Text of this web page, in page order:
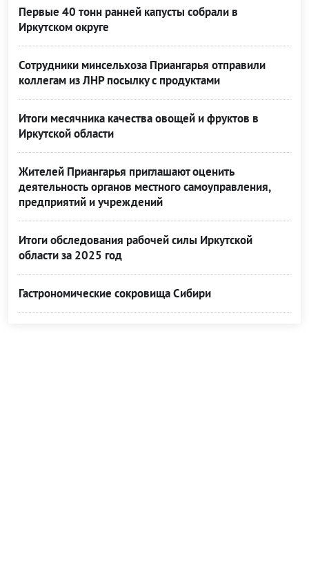
Первые 40 тонн ранней капусты собрали в
Иркутском округе
Сотрудники минсельхоза Приангарья отправили
коллегам из ЛНР посылку с продуктами
Итоги месячника качества овощей и фруктов в
Иркутской области
Жителей Приангарья приглашают оценить
деятельность органов местного самоуправления,
предприятий и учреждений
Итоги обследования рабочей силы Иркутской
области за 2025 год
Гастрономические сокровища Сибири